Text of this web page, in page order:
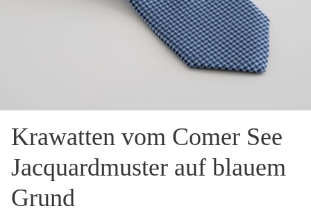
Krawatten vom Comer See
Jacquardmuster auf blauem
Grund